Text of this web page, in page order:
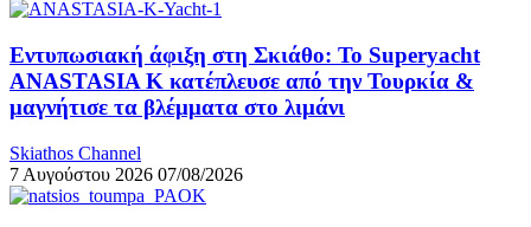
Εντυπωσιακή άφιξη στη Σκιάθο: Το Superyacht
ANASTASIA K κατέπλευσε από την Τουρκία &
μαγνήτισε τα βλέμματα στο λιμάνι
Skiathos Channel
7 Αυγούστου 2026 07/08/2026